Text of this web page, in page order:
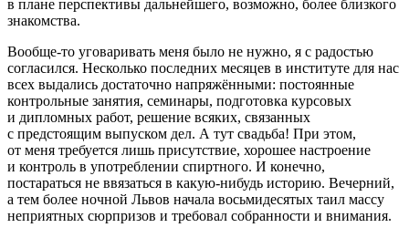
в плане перспективы дальнейшего, возможно, более близкого
знакомства.
Вообще-то уговаривать меня было не нужно, я с радостью
согласился. Несколько последних месяцев в институте для нас
всех выдались достаточно напряжёнными: постоянные
контрольные занятия, семинары, подготовка курсовых
и дипломных работ, решение всяких, связанных
с предстоящим выпуском дел. А тут свадьба! При этом,
от меня требуется лишь присутствие, хорошее настроение
и контроль в употреблении спиртного. И конечно,
постараться не ввязаться в какую-нибудь историю. Вечерний,
а тем более ночной Львов начала восьмидесятых таил массу
неприятных сюрпризов и требовал собранности и внимания.